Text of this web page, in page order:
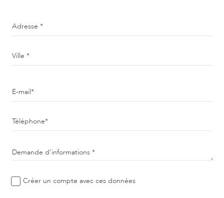
Adresse
Ville
E-mail
Téléphone
Demande d'informations
Créer un compte avec ces données